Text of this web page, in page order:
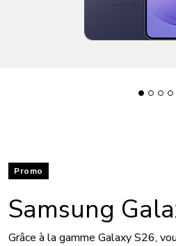
Promo
Samsung
Grâce à la gamme Galaxy S26,